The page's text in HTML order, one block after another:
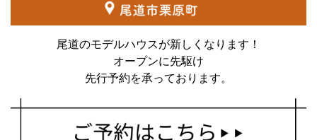
尾道のモデルハウスが新しくなります！
オープンに先駆け
先行予約を承っております。